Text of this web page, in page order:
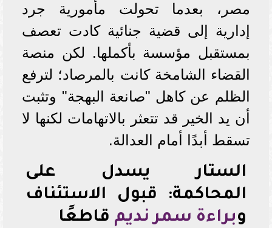
مصر، بعدما تحولت مأمورية جرد
إدارية إلى قضية جنائية كادت تعصف
بمستقبل مؤسسة بأكملها. لكن منصة
القضاء الشامخة كانت بالمرصاد؛ لترفع
الظلم عن كاهل "صانعة البهجة" وتثبت
أن يد الخير قد تتعثر بالاتهامات لكنها لا
تسقط أبدًا أمام العدالة.
الستار يسدل على
المحاكمة: قبول الاستئناف
وبراءة سمر نديم قاطعًا